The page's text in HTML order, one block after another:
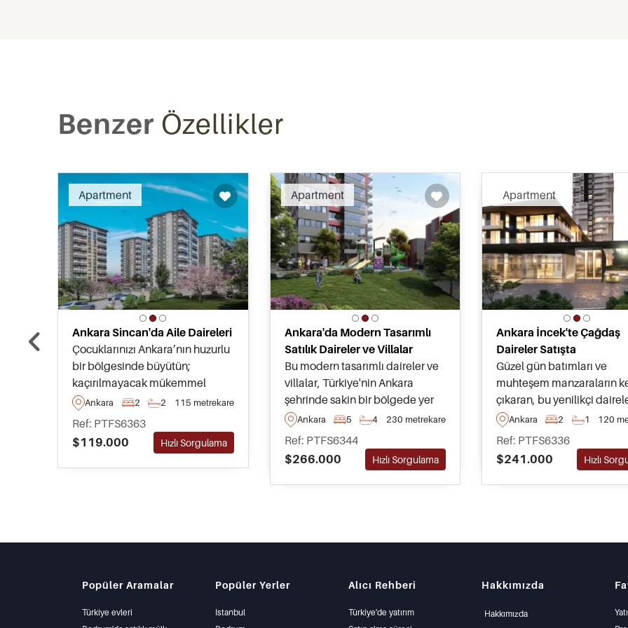
Benzer Özellikler
Apartment
Ankara Sincan'da Aile Daireleri
Çocuklarınızı Ankara’nın huzurlu
bir bölgesinde büyütün;
kaçırılmayacak mükemmel
fiyatlarla sunulan bu Sincan
dairelerinden birini bugün satın
alın – bu ilanlar parklar, göller ve
bir hayvanat bahçesine sadece
dakikalar uzaklıktadır.
Ankara 2 2 115 metrekare
Ref: PTFS6363
$119.000
Hızlı Sorgulama
Apartment
Ankara'da Modern Tasarımlı
Satılık Daireler ve Villalar
Bu modern tasarımlı daireler ve
villalar, Türkiye'nin Ankara
şehrinde sakin bir bölgede yer
almakta olup, aile yaşamına
uygun kapsamlı sosyal tesisler
ve ortak kullanım alanları ile
sakinlere sunulmaktadır.
Ankara 5 4 230 metrekare
Ref: PTFS6344
$266.000
Hızlı Sorgulama
Apartment
Ankara İncek'te Çağdaş
Daireler Satışta
Güzel gün batımları ve
muhteşem manzaraların
çıkaran, bu yenilikçi
Ankara'nın prestijli İncek
ilçesinde satışta olup, altı
odasına kadar olan
büyüklüklerde alıcılar için
mevcuttur.
Ankara 2 1 120
Ref: PTFS6336
$241.000
Hızlı
Popüler Aramalar
Türkiye evleri
Popüler Yerler
Istanbul
Alıcı Rehberi
Türkiye'de yatırım
Hakkımızda
Hakkımızda